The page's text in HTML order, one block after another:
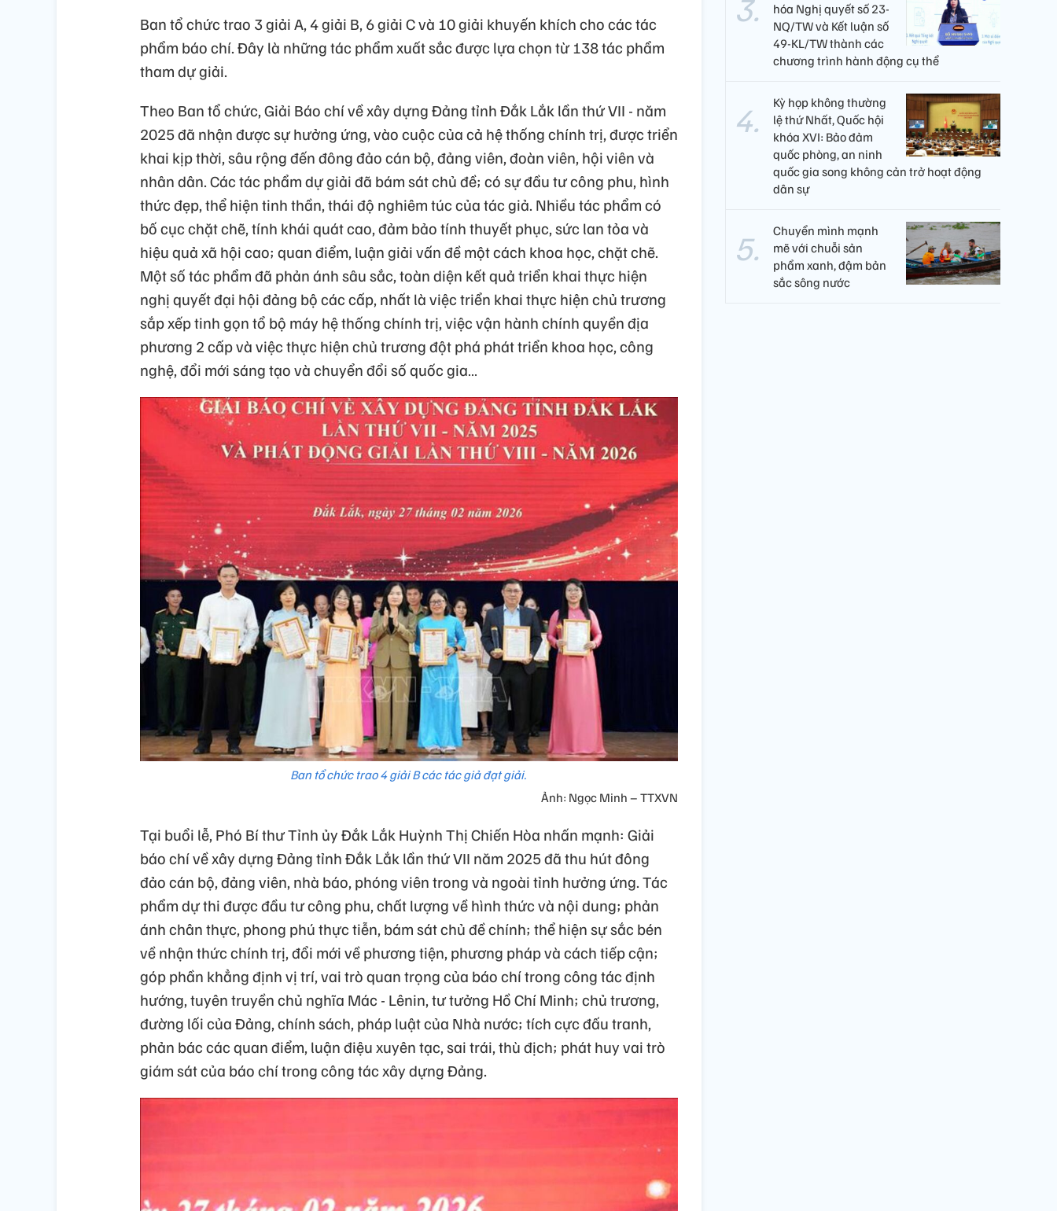
Ban tổ chức trao 3 giải A, 4 giải B, 6 giải C và 10 giải khuyến khích cho các tác
phẩm báo chí. Đây là những tác phẩm xuất sắc được lựa chọn từ 138 tác phẩm
tham dự giải.
Theo Ban tổ chức, Giải Báo chí về xây dựng Đảng tỉnh Đắk Lắk lần thứ VII - năm
2025 đã nhận được sự hưởng ứng, vào cuộc của cả hệ thống chính trị, được triển
khai kịp thời, sâu rộng đến đông đảo cán bộ, đảng viên, đoàn viên, hội viên và
nhân dân. Các tác phẩm dự giải đã bám sát chủ đề; có sự đầu tư công phu, hình
thức đẹp, thể hiện tinh thần, thái độ nghiêm túc của tác giả. Nhiều tác phẩm có
bố cục chặt chẽ, tính khái quát cao, đảm bảo tính thuyết phục, sức lan tỏa và
hiệu quả xã hội cao; quan điểm, luận giải vấn đề một cách khoa học, chặt chẽ.
Một số tác phẩm đã phản ánh sâu sắc, toàn diện kết quả triển khai thực hiện
nghị quyết đại hội đảng bộ các cấp, nhất là việc triển khai thực hiện chủ trương
sắp xếp tinh gọn tổ bộ máy hệ thống chính trị, việc vận hành chính quyền địa
phương 2 cấp và việc thực hiện chủ trương đột phá phát triển khoa học, công
nghệ, đổi mới sáng tạo và chuyển đổi số quốc gia…
Ban tổ chức trao 4 giải B các tác giả đạt giải.
Ảnh: Ngọc Minh – TTXVN
Tại buổi lễ, Phó Bí thư Tỉnh ủy Đắk Lắk Huỳnh Thị Chiến Hòa nhấn mạnh: Giải
báo chí về xây dựng Đảng tỉnh Đắk Lắk lần thứ VII năm 2025 đã thu hút đông
đảo cán bộ, đảng viên, nhà báo, phóng viên trong và ngoài tỉnh hưởng ứng. Tác
phẩm dự thi được đầu tư công phu, chất lượng về hình thức và nội dung; phản
ánh chân thực, phong phú thực tiễn, bám sát chủ đề chính; thể hiện sự sắc bén
về nhận thức chính trị, đổi mới về phương tiện, phương pháp và cách tiếp cận;
góp phần khẳng định vị trí, vai trò quan trọng của báo chí trong công tác định
hướng, tuyên truyền chủ nghĩa Mác - Lênin, tư tưởng Hồ Chí Minh; chủ trương,
đường lối của Đảng, chính sách, pháp luật của Nhà nước; tích cực đấu tranh,
phản bác các quan điểm, luận điệu xuyên tạc, sai trái, thù địch; phát huy vai trò
giám sát của báo chí trong công tác xây dựng Đảng.
hóa Nghị quyết số 23-
NQ/TW và Kết luận số
49-KL/TW thành các
chương trình hành động cụ thể
Kỳ họp không thường
lệ thứ Nhất, Quốc hội
khóa XVI: Bảo đảm
quốc phòng, an ninh
quốc gia song không cản trở hoạt động
dân sự
Chuyển mình mạnh
mẽ với chuỗi sản
phẩm xanh, đậm bản
sắc sông nước